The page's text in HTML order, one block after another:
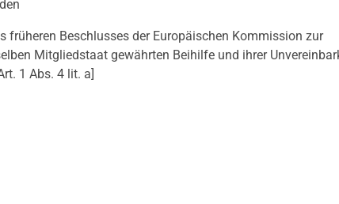
Beschlusses der Europäischen Kommission zur
Mitgliedstaat gewährten Beihilfe und ihrer
1 Abs. 4 lit. a]